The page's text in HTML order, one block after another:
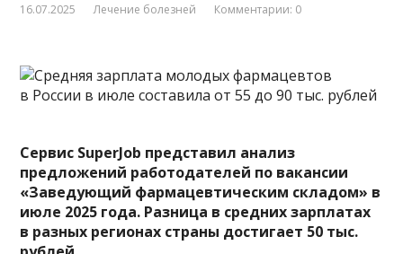
16.07.2025 Лечение болезней Комментарии: 0
Сервис SuperJob представил анализ
предложений работодателей по вакансии
«Заведующий фармацевтическим складом» в
июле 2025 года. Разница в средних зарплатах
в разных регионах страны достигает 50 тыс.